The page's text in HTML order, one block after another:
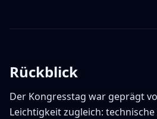
Rückblick
Der Kongresstag war geprägt
Leichtigkeit zugleich: